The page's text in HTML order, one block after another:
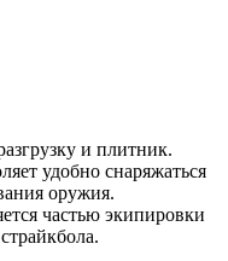
и плитник.
удобно снаряжаться
оружия.
частью экипировки